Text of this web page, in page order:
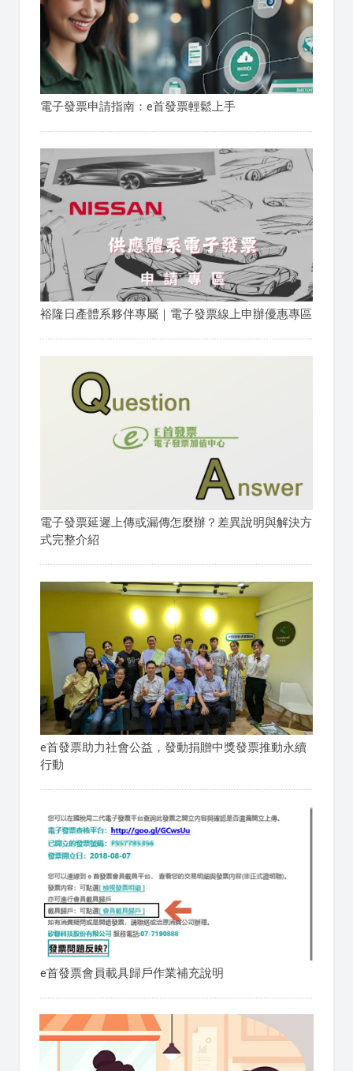
電子發票申請指南：e首發票輕鬆上手
裕隆日產體系夥伴專屬｜電子發票線上申辦優惠專區
電子發票延遲上傳或漏傳怎麼辦？差異說明與解決方
式完整介紹
e首發票助力社會公益，發動捐贈中獎發票推動永續
行動
e首發票會員載具歸戶作業補充說明